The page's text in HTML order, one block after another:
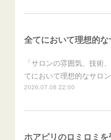
全てにおいて理想的
「サロンの雰囲気、技術
てにおいて理想的なサロ
2026.07.08 22:00